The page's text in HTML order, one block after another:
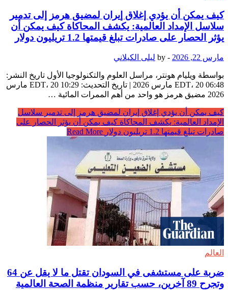
كيف يمكن أن يؤدي إغلاق إيران لمضيق هرمز إلى تدمير
سلاسل الإمداد العالمية: يكشف المحاكاة كيف يمكن أن
يؤثر الحصار على صادرات تبلغ قيمتها 1.2 تريليون دولار
مارس 22, 2026 -
by ليلى الكيلاني
بواسطة ويليام هونتر، مراسل العلوم والتكنولوجيا الأول تاريخ النشر:
06:48 EDT، 20 مارس 2026 | تاريخ التحديث: 10:29 EDT، 20 مارس
2026 مضيق هرمز هو واحد من أهم الممرات المائية …
كيف يمكن أن يؤدي إغلاق إيران لمضيق هرمز إلى تدمير سلاسل
الإمداد العالمية: يكشف المحاكاة كيف يمكن أن يؤثر الحصار على
صادرات تبلغ قيمتها 1.2 تريليون دولار
العالم
ضربة على مستشفى في السودان تقتل ما لا يقل عن 64
وتجرح 89 آخرين، حسب تقارير منظمة الصحة العالمية